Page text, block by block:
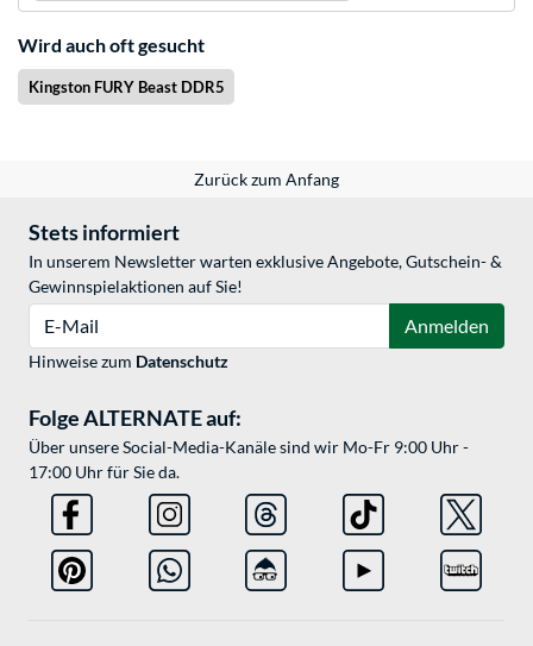
Wird auch oft gesucht
Kingston FURY Beast DDR5
Zurück zum Anfang
Stets informiert
In unserem Newsletter warten exklusive Angebote, Gutschein- &
Gewinnspielaktionen auf Sie!
Anmelden
Hinweise zum Datenschutz
Folge ALTERNATE auf:
Über unsere Social-Media-Kanäle sind wir Mo-Fr 9:00 Uhr -
17:00 Uhr für Sie da.